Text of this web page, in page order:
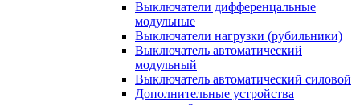
Выключатели дифференцальные
модульные
Выключатели нагрузки (рубильники)
Выключатель автоматический
модульный
Выключатель автоматический силовой
Дополнительные устройства